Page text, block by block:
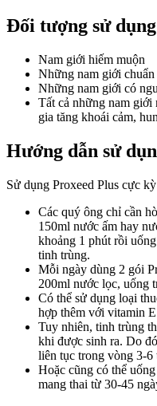
Đối tượng sử dụng
Nam giới hiếm muộn
Những nam giới
Những nam giới có
Tất cả những nam
gia tăng khoái cảm,
Hướng dẫn sử
Sử dụng Proxeed Plus cực
Các quý ông chỉ cần
150ml nước ấm hay
khoảng 1 phút rồi
tinh trùng.
Mỗi ngày dùng 2 gói
200ml nước lọc, uống
Có thể sử dụng loại
hợp thêm với vitamin
Tuy nhiên, tinh trùng
khi được sinh ra. Do
liên tục trong vòng 3-6
Hoặc cũng có thể
mang thai từ 30-45